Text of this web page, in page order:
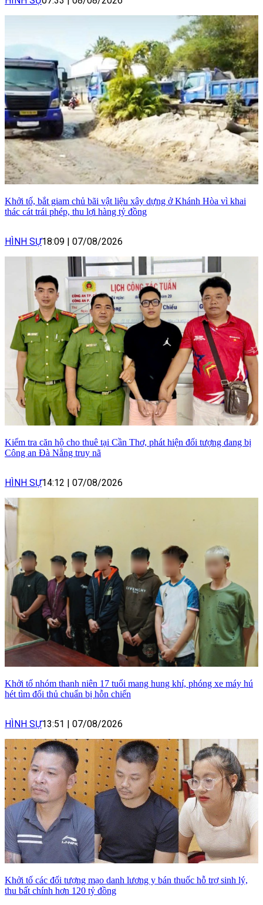
Khởi tố, bắt giam chủ bãi vật liệu xây dựng ở Khánh Hòa vì khai
thác cát trái phép, thu lợi hàng tỷ đồng
HÌNH SỰ18:09 | 07/08/2026
Kiểm tra căn hộ cho thuê tại Cần Thơ, phát hiện đối tượng đang bị
Công an Đà Nẵng truy nã
HÌNH SỰ14:12 | 07/08/2026
Khởi tố nhóm thanh niên 17 tuổi mang hung khí, phóng xe máy hú
hét tìm đối thủ chuẩn bị hỗn chiến
HÌNH SỰ13:51 | 07/08/2026
Khởi tố các đối tượng mạo danh lương y bán thuốc hỗ trợ sinh lý,
thu bất chính hơn 120 tỷ đồng